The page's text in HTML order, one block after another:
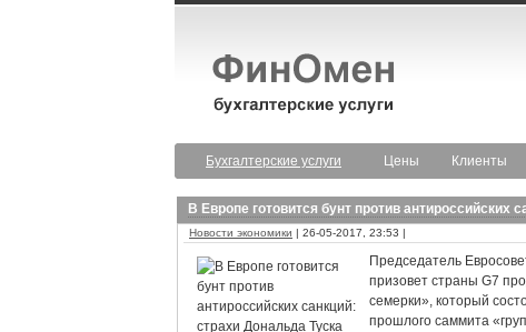
Бухгалтерские услуги
Цены Клиенты
В Европе готовится бунт против антироссийских
Новости экономики | 26-05-2017, 23:53 |
Председатель
призовет страны G7
семерки», который
прошлого саммита